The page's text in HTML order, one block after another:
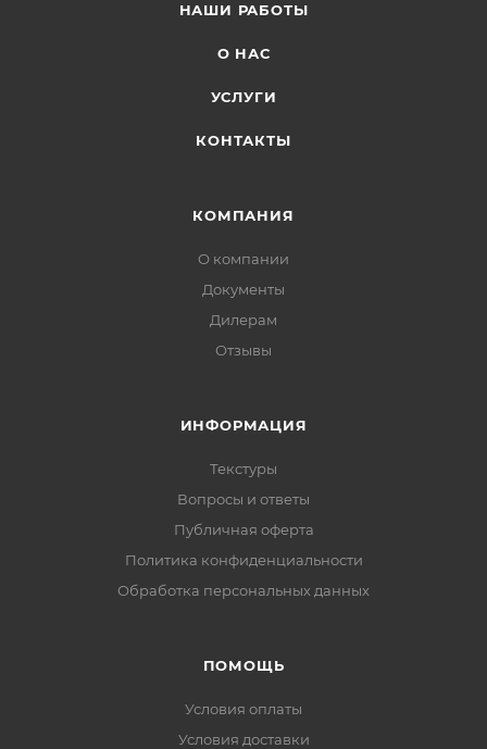
НАШИ РАБОТЫ
О НАС
УСЛУГИ
КОНТАКТЫ
КОМПАНИЯ
О компании
Документы
Дилерам
Отзывы
ИНФОРМАЦИЯ
Текстуры
Вопросы и ответы
Публичная оферта
Политика конфиденциальности
Обработка персональных данных
ПОМОЩЬ
Условия оплаты
Условия доставки